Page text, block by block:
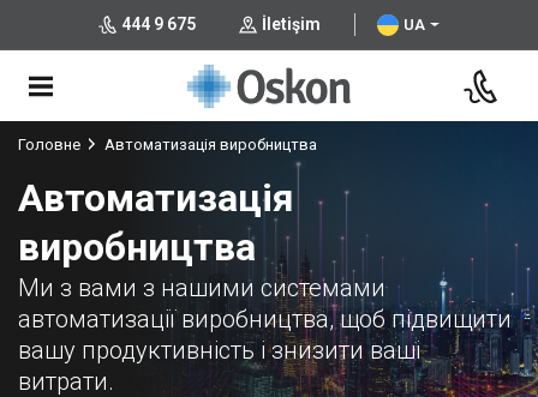
444 9 675 İletişim UA
Головне Автоматизація виробництва
Автоматизація
виробництва
Ми з вами з нашими системами
автоматизації виробництва, щоб підвищити
вашу продуктивність і знизити ваші
витрати.